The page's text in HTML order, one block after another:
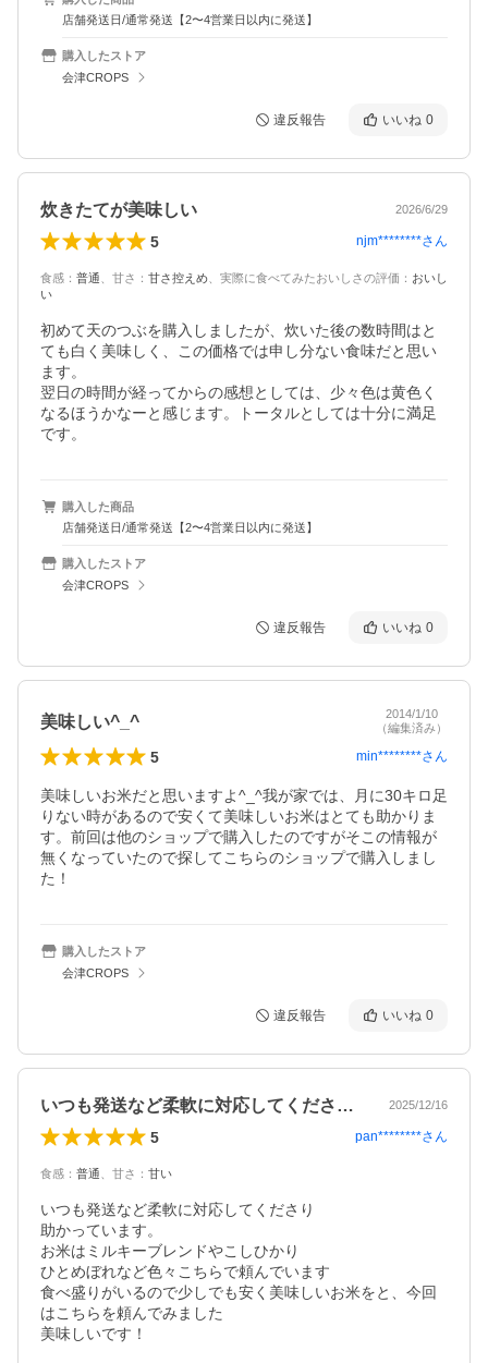
店舗発送日/通常発送【2〜4営業日以内に発送】
購入したストア
会津CROPS
違反報告 いいね 0
炊きたてが美味しい 2026/6/29
5 njm********さん
食感 ： 普通 甘さ ： 甘さ控えめ 実際に食べてみたおいしさの評価 ： おいし
い
初めて天のつぶを購入しましたが、炊いた後の数時間はと
ても白く美味しく、この価格では申し分ない食味だと思い
ます。
翌日の時間が経ってからの感想としては、少々色は黄色く
なるほうかなーと感じます。トータルとしては十分に満足
です。
購入した商品
店舗発送日/通常発送【2〜4営業日以内に発送】
購入したストア
会津CROPS
違反報告 いいね 0
美味しい^_^
2014/1/10
（編集済み）
5 min********さん
美味しいお米だと思いますよ^_^我が家では、月に30キロ足
りない時があるので安くて美味しいお米はとても助かりま
す。前回は他のショップで購入したのですがそこの情報が
無くなっていたので探してこちらのショップで購入しまし
た！
購入したストア
会津CROPS
違反報告 いいね 0
いつも発送など柔軟に対応してくださり助… 2025/12/16
5 pan********さん
食感 ： 普通 甘さ ： 甘い
いつも発送など柔軟に対応してくださり
助かっています。
お米はミルキーブレンドやこしひかり
ひとめぼれなど色々こちらで頼んでいます
食べ盛りがいるので少しでも安く美味しいお米をと、今回
はこちらを頼んでみました
美味しいです！